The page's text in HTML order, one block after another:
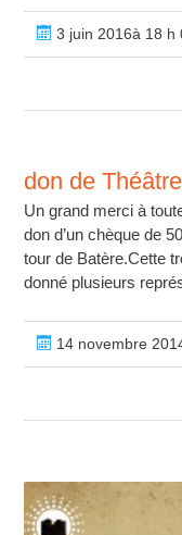
3 juin 2016à 18 h
don de
Un grand merci à
don d’un chèque de
tour de Batère.Cette
donné plusieurs
14 novembre